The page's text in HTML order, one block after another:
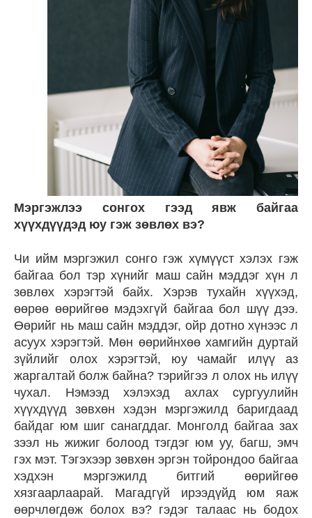
Мэргэжлээ сонгох гээд явж байгаа
хүүхдүүдэд юу гэж зөвлөх вэ?
Чи ийм мэргэжил сонго гэж хүмүүст хэлэх гэж
байгаа бол тэр хүнийг маш сайн мэддэг хүн л
зөвлөх хэрэгтэй байх. Хэрэв тухайн хүүхэд,
өөрөө өөрийгөө мэдэхгүй байгаа бол шүү дээ.
Өөрийг нь маш сайн мэддэг, ойр дотно хүнээс л
асуух хэрэгтэй. Мөн өөрийнхөө хамгийн дуртай
зүйлийг олох хэрэгтэй, юу чамайг илүү аз
жаргалтай болж байна? тэрийгээ л олох нь илүү
чухал. Нэмээд хэлэхэд ахлах сургуулийн
хүүхдүүд зөвхөн хэдэн мэргэжилд баригдаад
байдаг юм шиг санагддаг. Монголд байгаа зах
зээл нь жижиг болоод тэгдэг юм уу, багш, эмч
гэх мэт. Тэгэхээр зөвхөн эргэн тойрондоо байгаа
хэдхэн мэргэжилд битгий өөрийгөө
хязгаарлаарай. Магадгүй ирээдүйд юм яаж
өөрчлөгдөж болох вэ? гэдэг талаас нь бодох